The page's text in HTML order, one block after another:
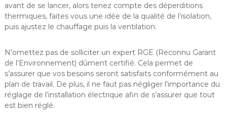
avant de se lancer, alors tenez compte des déperditions
thermiques, faites vous une idée de la qualité de l’isolation,
puis ajustez le chauffage puis la ventilation.
N’omettez pas de solliciter un expert RGE (Reconnu Garant
de l’Environnement) dûment certifié. Cela permet de
s’assurer que vos besoins seront satisfaits conformément au
plan de travail. De plus, il ne faut pas négliger l’importance du
réglage de l’installation électrique afin de s’assurer que tout
est bien réglé.